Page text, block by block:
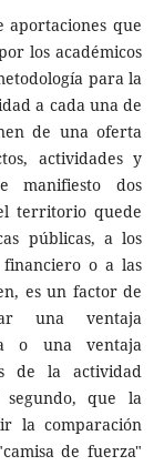
aportaciones que
los académicos
para la
a cada una de
de una oferta
actividades y
manifiesto dos
territorio quede
públicas, a los
o a las
es un factor de
una ventaja
o una ventaja
de la actividad
que la
la comparación
de fuerza"